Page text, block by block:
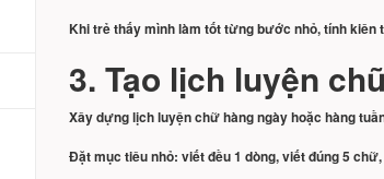
Khi trẻ thấy mình làm tốt từng bước nhỏ, tính
3. Tạo lịch luyện
Xây dựng lịch luyện chữ hàng ngày hoặc hàng
Đặt mục tiêu nhỏ: viết đều 1 dòng, viết đúng 5